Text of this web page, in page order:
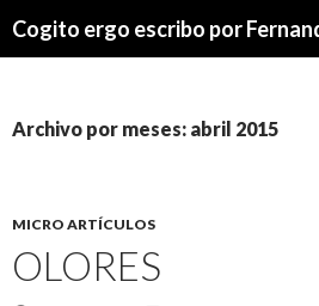
Archivo por meses: abril 2015
MICRO ARTÍCULOS
OLORES